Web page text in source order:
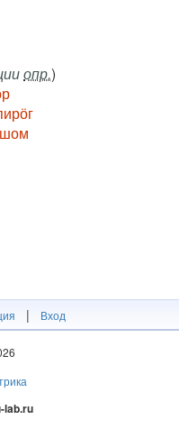
опр.)
| Вход
lab.ru